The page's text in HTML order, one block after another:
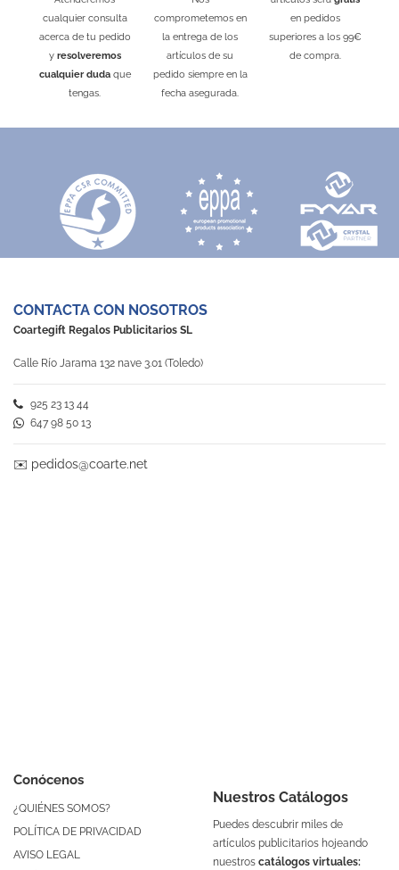
21454
Desde 2,12 €
Natural
Desde 0,46 €
Kraft
0956
Desde 0,49 €
Todo Color
cualquier consulta
acerca de tu pedido
y resolveremos
cualquier dudaque
tengas.
comprometemos en
la entrega de los
artículos de su
pedido siempre en la
fecha asegurada.
en pedidos
superiores a los 99€
de compra.
Conócenos
¿QUIÉNES SOMOS?
POLÍTICA DE PRIVACIDAD
AVISO LEGAL
Nuestros Catálogos
Puedes descubrir miles de
artículos publicitarios hojeando
nuestros catálogos virtuales:
CONTACTA CON NOSOTROS
Coartegift Regalos Publicitarios SL
Calle Río Jarama 132 nave 3.01 (Toledo)
925 23 13 44
647 98 50 13
✉️ pedidos@coarte.net